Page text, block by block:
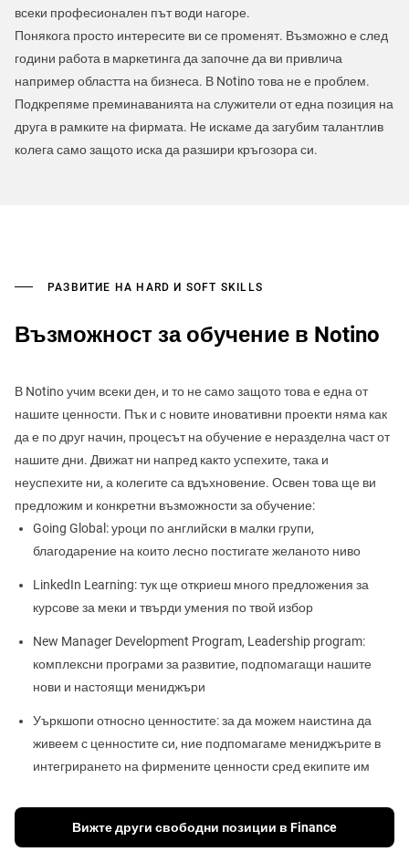
всеки професионален път води нагоре.
Понякога просто интересите ви се променят. Възможно е след
години работа в маркетинга да започне да ви привлича
например областта на бизнеса. В Notino това не е проблем.
Подкрепяме преминаванията на служители от една позиция на
друга в рамките на фирмата. Не искаме да загубим талантлив
колега само защото иска да разшири кръгозора си.
РАЗВИТИЕ НА HARD И SOFT SKILLS
Възможност за обучение в Notino
В Notinо учим всеки ден, и то не само защото това е една от
нашите ценности. Пък и с новите иновативни проекти няма как
да е по друг начин, процесът на обучение е неразделна част от
нашите дни. Движат ни напред както успехите, така и
неуспехите ни, а колегите са вдъхновение. Освен това ще ви
предложим и конкретни възможности за обучение:
Going Global: уроци по английски в малки групи,
благодарение на които лесно постигате желаното ниво
LinkedIn Learning: тук ще откриеш много предложения за
курсове за меки и твърди умения по твой избор
New Manager Development Program, Leadership program:
комплексни програми за развитие, подпомагащи нашите
нови и настоящи мениджъри
Уъркшопи относно ценностите: за да можем наистина да
живеем с ценностите си, ние подпомагаме мениджърите в
интегрирането на фирмените ценности сред екипите им
Вижте други свободни позиции в Finance